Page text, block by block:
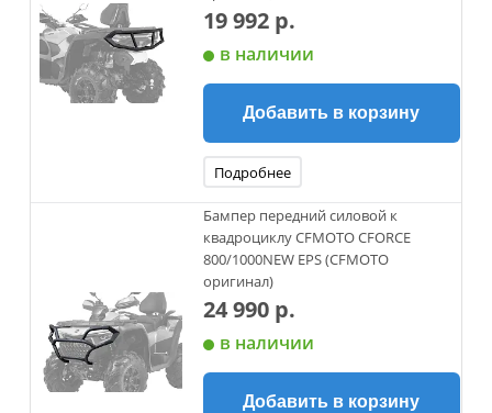
19 992 р.
в наличии
Добавить в корзину
Подробнее
Бампер передний силовой к
квадроциклу CFMOTO CFORCE
800/1000NEW EPS (CFMOTO
оригинал)
24 990 р.
в наличии
Добавить в корзину